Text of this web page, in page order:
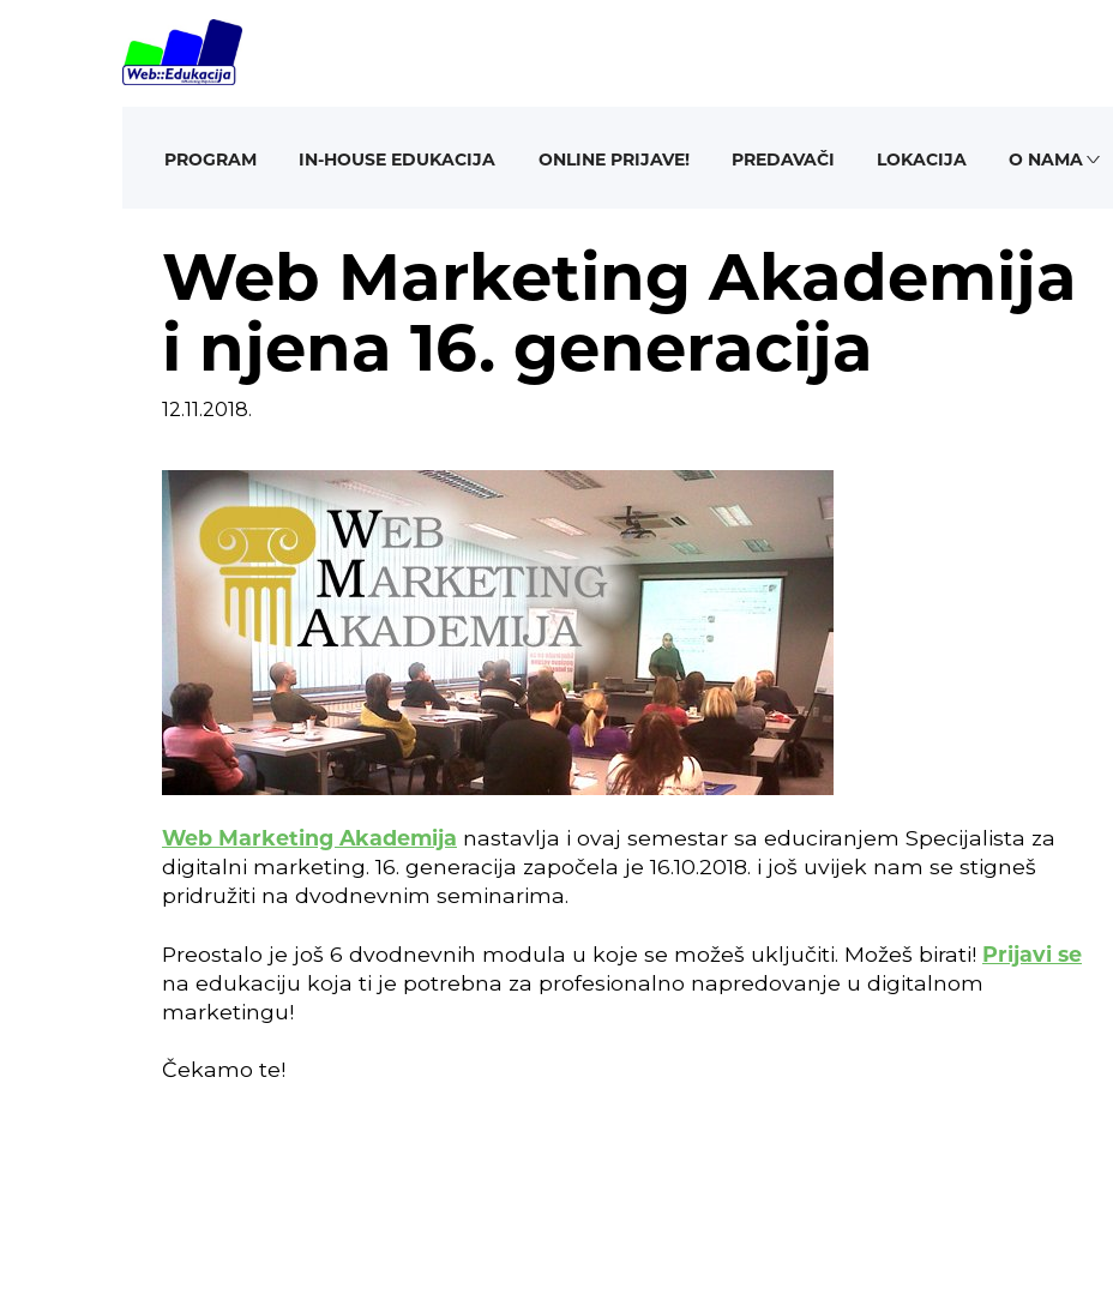
PROGRAM IN-HOUSE EDUKACIJA ONLINE PRIJAVE! PREDAVAČI LOKACIJA O NAMA>
Web Marketing Akademija
i njena 16. generacija
12.11.2018.
Web Marketing Akademija nastavlja i ovaj semestar sa educiranjem Specijalista za
digitalni marketing. 16. generacija započela je 16.10.2018. i još uvijek nam se stigneš
pridružiti na dvodnevnim seminarima.
Preostalo je još 6 dvodnevnih modula u koje se možeš uključiti. Možeš birati! Prijavi se
na edukaciju koja ti je potrebna za profesionalno napredovanje u digitalnom
marketingu!
Čekamo te!